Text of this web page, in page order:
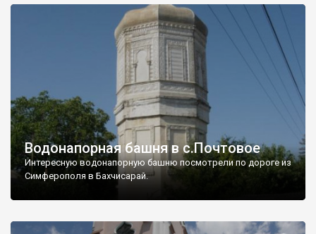
Водонапорная башня в с.Почтовое
Интересную водонапорную башню посмотрели по дороге из
Симферополя в Бахчисарай.